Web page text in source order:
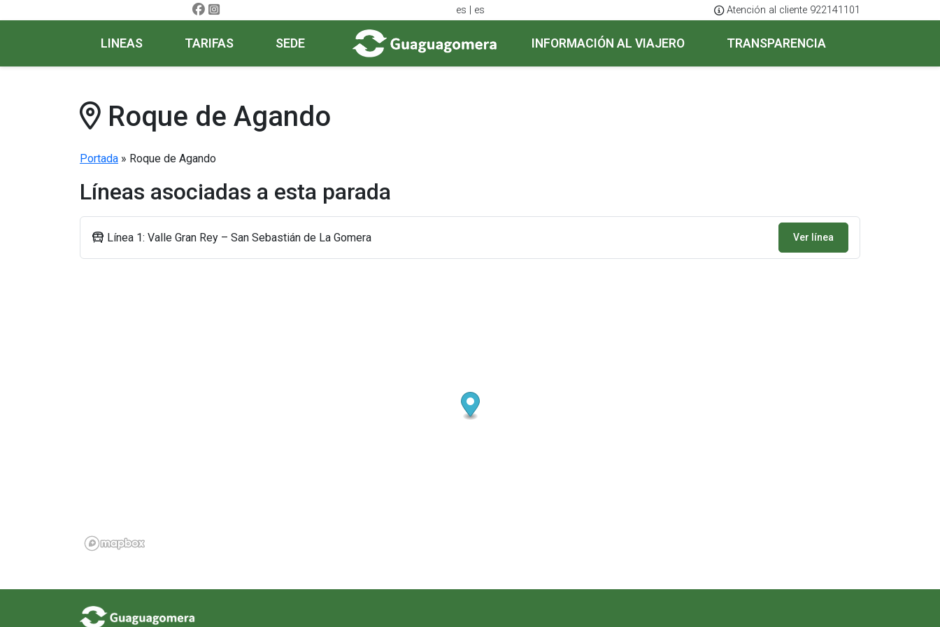
es | es Atención al cliente 922141101
LINEAS TARIFAS SEDE INFORMACIÓN AL VIAJERO TRANSPARENCIA
Roque de Agando
Portada » Roque de Agando
Líneas asociadas a esta parada
Línea 1: Valle Gran Rey – San Sebastián de La Gomera Ver línea